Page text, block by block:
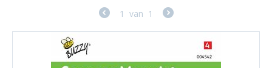
1 van 1